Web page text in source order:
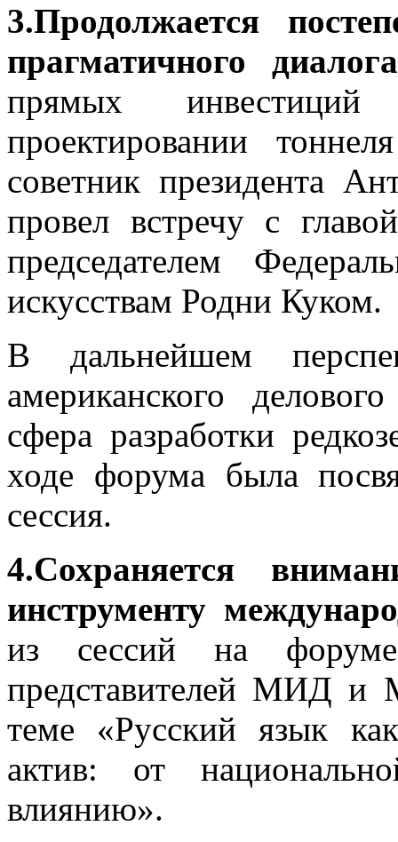
3.Продолжается
прагматичного
прямых
проектировании
советник президента
провел встречу с
председателем
искусствам Родни Куком.
В дальнейшем
американского
сфера разработки
ходе форума была
сессия.
4.Сохраняется
инструменту
из сессий на
представителей МИД и
теме «Русский язык
актив: от
влиянию».